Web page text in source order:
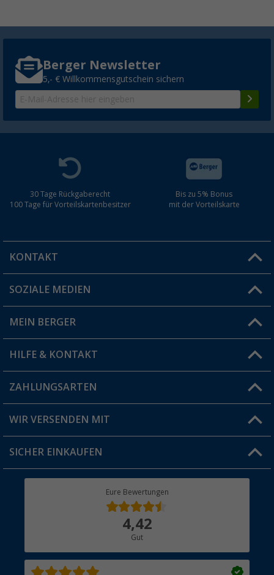
Berger Newsletter
5,- € Willkommensgutschein sichern
30 Tage Rückgaberecht
100 Tage für Vorteilskartenbesitzer
Bis zu 5% Bonus
mit der Vorteilskarte
KONTAKT
Du hast eine Frage?
Filiale finden
SOZIALE MEDIEN
MEIN BERGER
Vorteilskarte
Blog
Jobs & Karriere
HILFE & KONTAKT
FAQ & Kontakt
Versandinformationen
Rücksendung
ZAHLUNGSARTEN
WIR VERSENDEN MIT
SICHER EINKAUFEN
Eure Bewertungen
4,42
Gut